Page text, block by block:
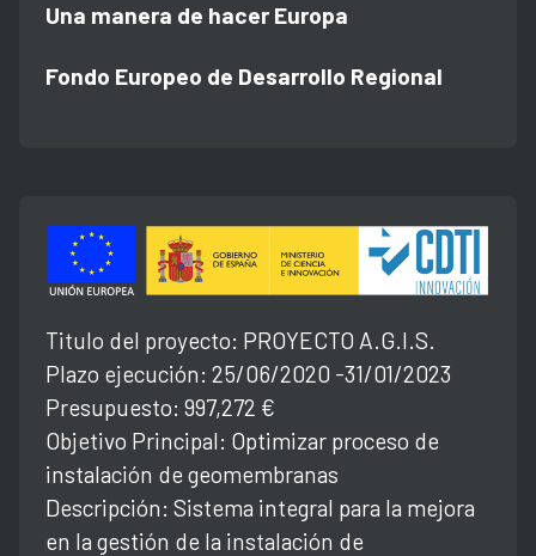
Una manera de hacer Europa
Fondo Europeo de Desarrollo Regional
Titulo del proyecto: PROYECTO A.G.l.S.
Plazo ejecución: 25/06/2020 -31/01/2023
Presupuesto: 997,272 €
Objetivo Principal: Optimizar proceso de
instalación de geomembranas
Descripción: Sistema integral para la mejora
en la gestión de la instalación de